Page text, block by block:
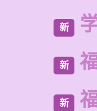
新
新
新